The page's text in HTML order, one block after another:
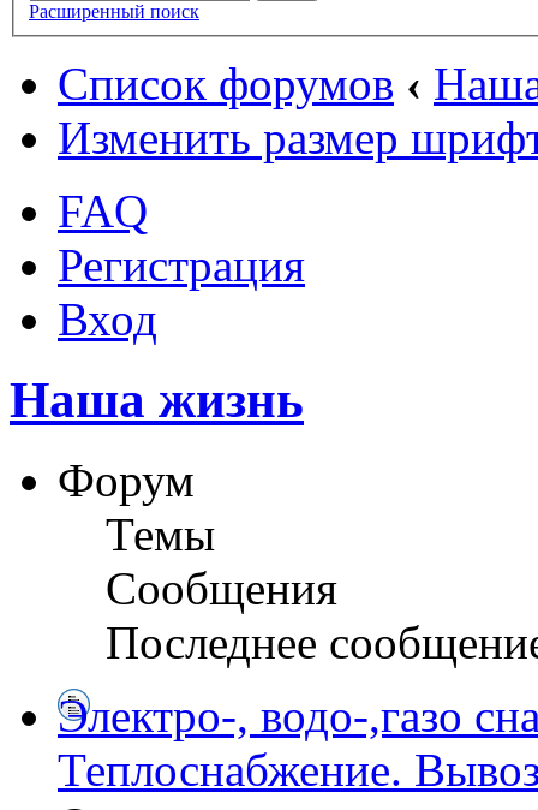
Расширенный поиск
Список форумов ‹
Изменить размер
FAQ
Регистрация
Вход
Наша жизнь
Форум
Темы
Сообщения
Последнее
Электро-, водо-,газо
Теплоснабжение.